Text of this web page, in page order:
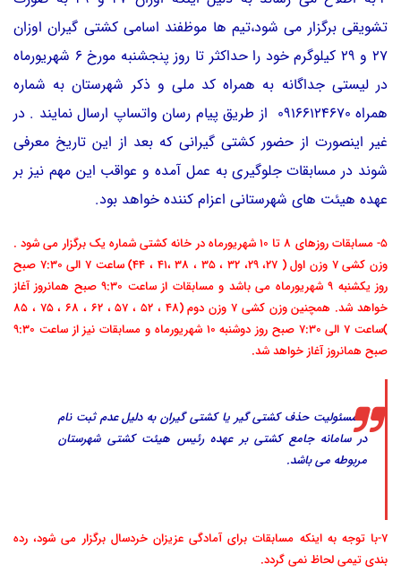
تشویقی برگزار می شود،تیم ها موظفند اسامی کشتی گیران اوزان
27 و 29 کیلوگرم خود را حداکثر تا روز پنجشنبه مورخ 6 شهریورماه
در لیستی جداگانه به همراه کد ملی و ذکر شهرستان به شماره
همراه 09166124670 از طریق پیام رسان واتساپ ارسال نمایند . در
غیر اینصورت از حضور کشتی گیرانی که بعد از این تاریخ معرفی
شوند در مسابقات جلوگیری به عمل آمده و عواقب این مهم نیز بر
عهده هیئت های شهرستانی اعزام کننده خواهد بود.
5- مسابقات روزهای 8 تا 10 شهریورماه در خانه کشتی شماره یک برگزار می شود .
وزن کشی 7 وزن اول ( 27، 29، 32 ، 35 ، 38 ،41 ، 44) ساعت 7 الی 7:30 صبح
روز یکشنبه 9 شهریورماه می باشد و مسابقات از ساعت 9:30 صبح همانروز آغاز
خواهد شد. همچنین وزن کشی 7 وزن دوم (48 ، 52 ، 57 ، 62 ، 68 ، 75 ، 85
)ساعت 7 الی 7:30 صبح روز دوشنبه 10 شهریورماه و مسابقات نیز از ساعت 9:30
صبح همانروز آغاز خواهد شد.
6-مسئولیت حذف کشتی گیر یا کشتی گیران به دلیل عدم ثبت نام
در سامانه جامع کشتی بر عهده رئیس هیئت کشتی شهرستان
مربوطه می باشد.
7-با توجه به اینکه مسابقات برای آمادگی عزیزان خردسال برگزار می شود، رده
بندی تیمی لحاظ نمی گردد.